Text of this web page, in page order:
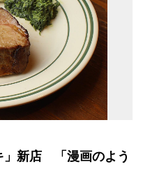
」新店 「漫画のよう